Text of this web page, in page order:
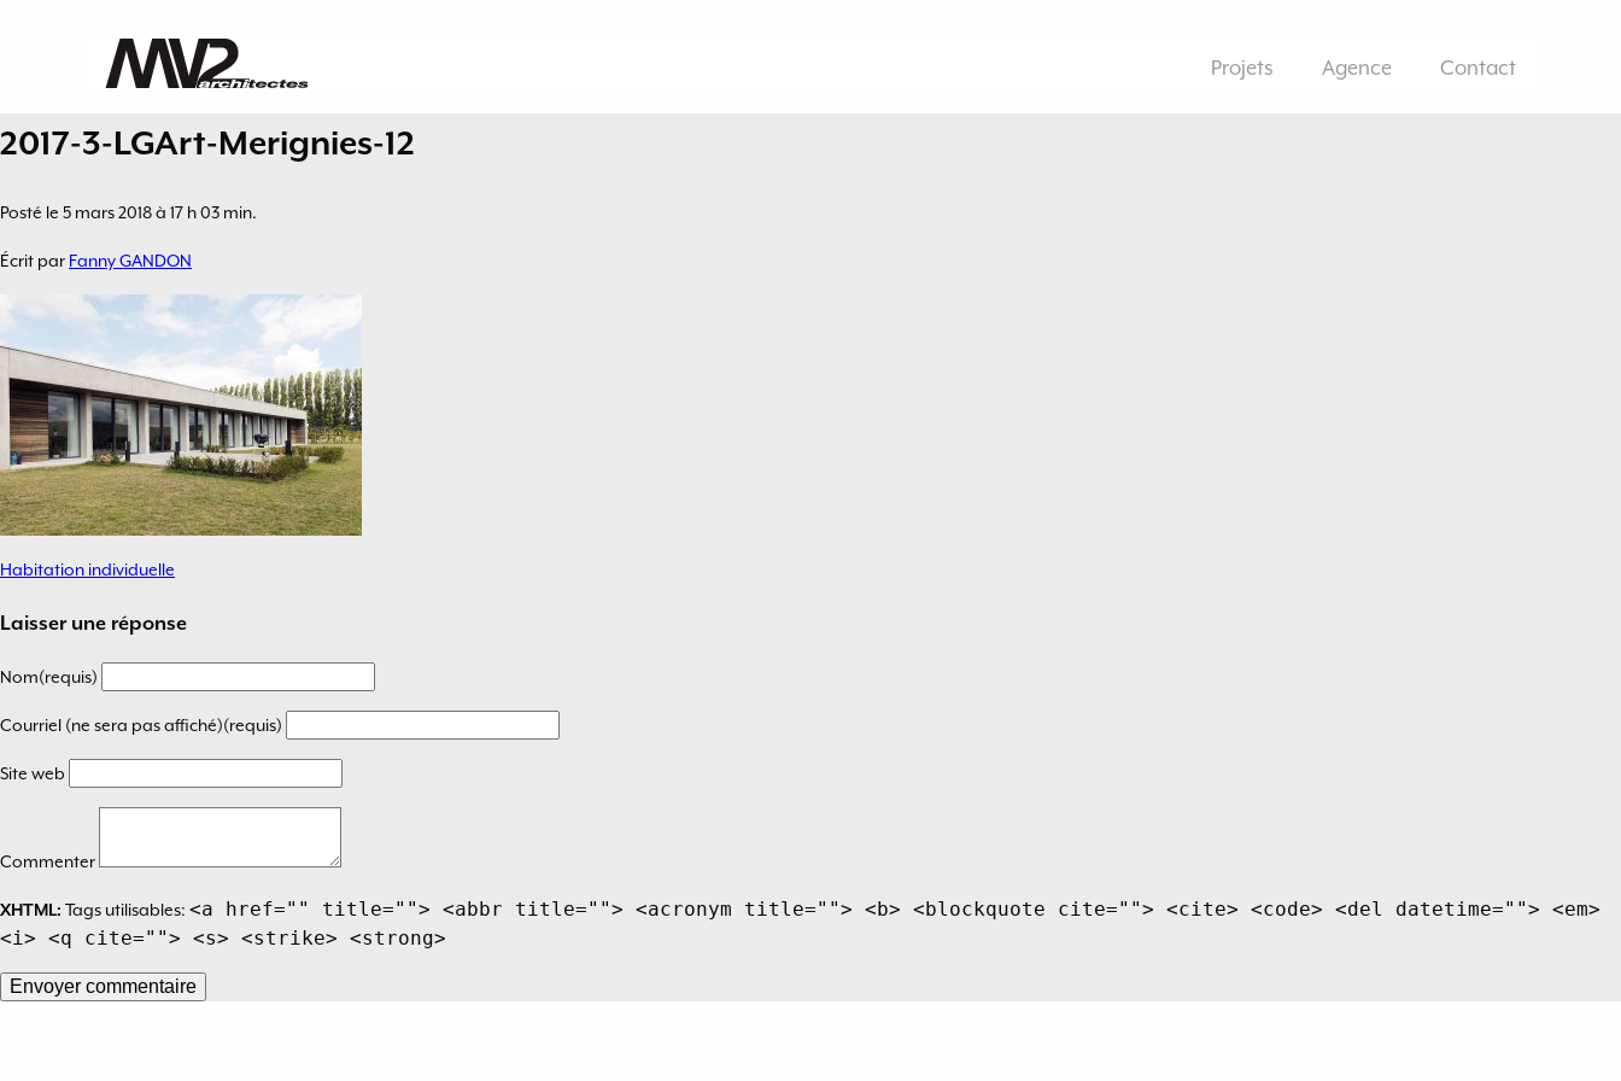
Projets Agence Contact
2017-3-LGArt-Merignies-12
Posté le 5 mars 2018 à 17 h 03 min.
Écrit par Fanny GANDON
Navigation
de
l’article
Habitation individuelle
Laisser une réponse
Nom(requis)
Courriel (ne sera pas affiché)(requis)
Site web
Commenter
XHTML: Tags utilisables: <a href="" title=""> <abbr title=""> <acronym title=""> <b> <blockquote cite=""> <cite> <code> <del datetime=""> <em>
<i> <q cite=""> <s> <strike> <strong>